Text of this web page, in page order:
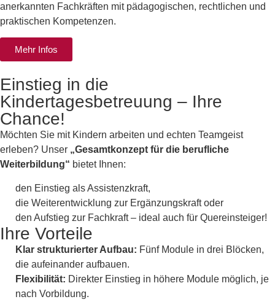
anerkannten Fachkräften mit pädagogischen, rechtlichen und
praktischen Kompetenzen.
Mehr Infos
Einstieg in die
Kindertagesbetreuung – Ihre
Chance!
Möchten Sie mit Kindern arbeiten und echten Teamgeist
erleben? Unser „Gesamtkonzept für die berufliche
Weiterbildung“ bietet Ihnen:
den Einstieg als Assistenzkraft,
die Weiterentwicklung zur Ergänzungskraft oder
den Aufstieg zur Fachkraft – ideal auch für Quereinsteiger!
Ihre Vorteile
Klar strukturierter Aufbau: Fünf Module in drei Blöcken,
die aufeinander aufbauen.
Flexibilität: Direkter Einstieg in höhere Module möglich, je
nach Vorbildung.